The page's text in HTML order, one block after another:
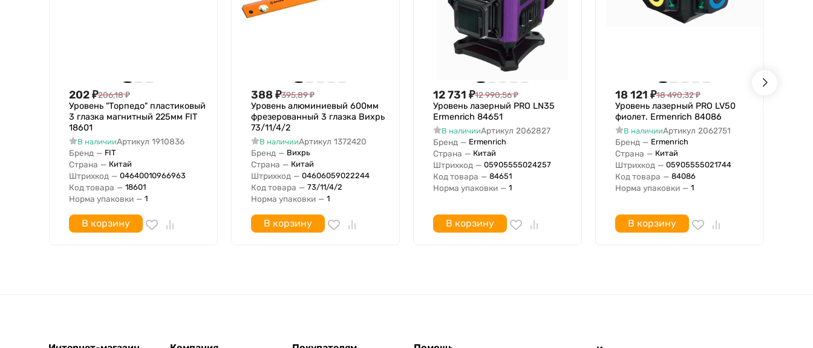
202₽206,18₽
Уровень "Торпедо" пластиковый
3 глазка магнитный 225мм FIT
18601
В наличииАртикул 1910836
Бренд — FIT
Страна — Китай
Штрихкод — 04640010966963
Код товара — 18601
Норма упаковки — 1
В корзину
388 ₽395,89₽
Уровень алюминиевый 600мм
фрезерованный 3 глазка Вихрь
73/11/4/2
В наличииАртикул 1372420
Бренд — Вихрь
Страна — Китай
Штрихкод — 04606059022244
Код товара — 73/11/4/2
Норма упаковки — 1
В корзину
12 731 ₽12 990,56₽
Уровень лазерный PRO LN35
Ermenrich 84651
В наличииАртикул 2062827
Бренд — Ermenrich
Страна — Китай
Штрихкод — 05905555024257
Код товара — 84651
Норма упаковки — 1
В корзину
18 121 ₽18 490,32₽
Уровень лазерный PRO LV50
фиолет. Ermenrich 84086
В наличииАртикул 2062751
Бренд — Ermenrich
Страна — Китай
Штрихкод — 05905555021744
Код товара — 84086
Норма упаковки — 1
В корзину